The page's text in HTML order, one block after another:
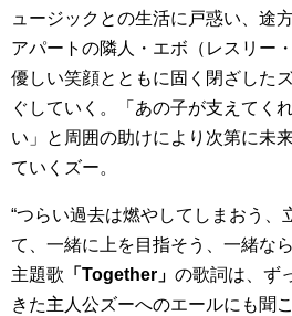
ュージックとの生活に戸惑い、途
アパートの隣人・エボ（レスリー
優しい笑顔とともに固く閉ざした
ぐしていく。「あの子が支えてく
い」と周囲の助けにより次第に未
ていくズー。
“つらい過去は燃やしてしまおう、
て、一緒に上を目指そう、一緒な
主題歌 「Together」 の歌詞は、ず
きた主人公ズーへのエールにも聞